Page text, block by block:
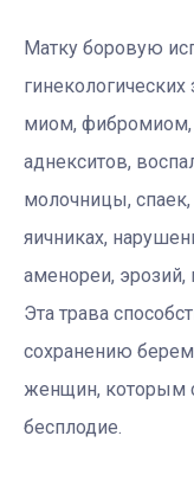
Матку боровую
миом, фибромиом,
аднекситов,
молочницы, спаек,
яичниках,
аменореи, эрозий,
Эта трава
сохранению
женщин, которым
бесплодие.